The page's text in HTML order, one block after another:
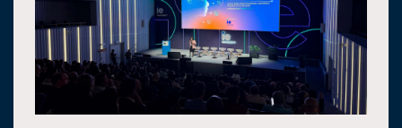
Vinculación
Historia
Universiada